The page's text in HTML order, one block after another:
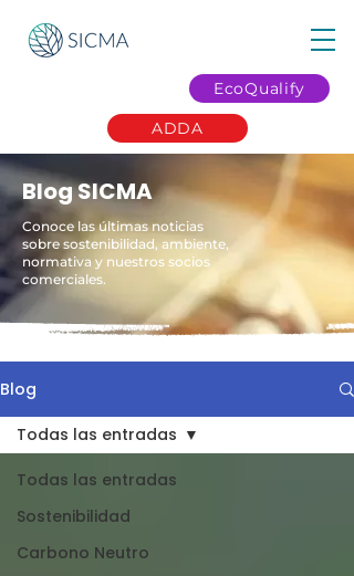
EcoQualify
ADDA
Blog SICMA
Conoce las últimas noticias
sobre sostenibilidad, ambiente,
normativa y nuestros socios
comerciales.
Blog
Todas las entradas
Sostenibilidad
Carbono Neutro
Todas las entradas